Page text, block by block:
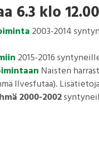
6.3 klo
2003-2014
2015-2016
Naisten
Ilvesfutaa).
2000-2002